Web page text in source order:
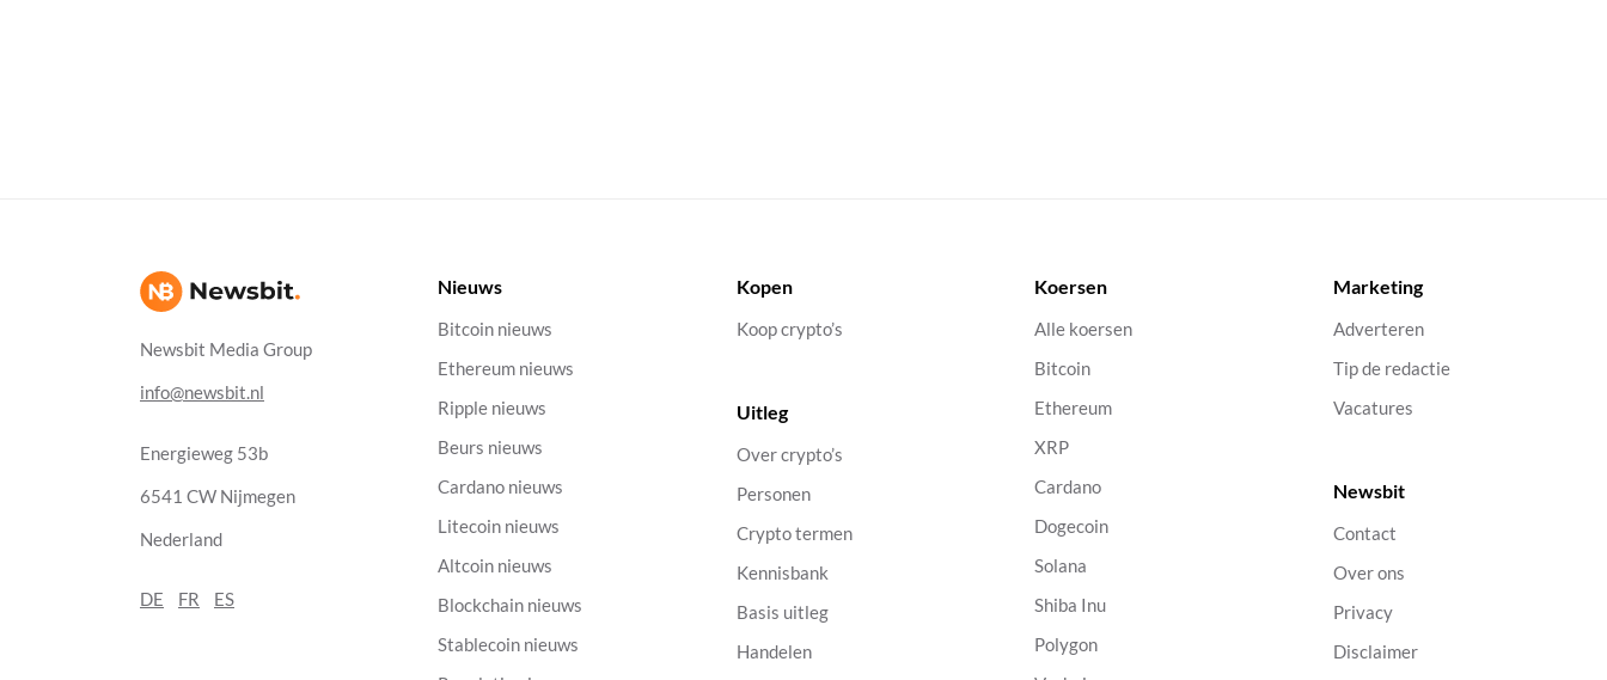
Newsbit Media Group
info@newsbit.nl
Energieweg 53b
6541 CW Nijmegen
Nederland
DE FR ES
Nieuws
Bitcoin nieuws
Ethereum nieuws
Ripple nieuws
Beurs nieuws
Cardano nieuws
Litecoin nieuws
Altcoin nieuws
Blockchain nieuws
Stablecoin nieuws
Kopen
Koop crypto’s
Uitleg
Over crypto’s
Personen
Crypto termen
Kennisbank
Basis uitleg
Handelen
Koersen
Alle koersen
Bitcoin
Ethereum
XRP
Cardano
Dogecoin
Solana
Shiba Inu
Polygon
Marketing
Adverteren
Tip de redactie
Vacatures
Newsbit
Contact
Over ons
Privacy
Disclaimer